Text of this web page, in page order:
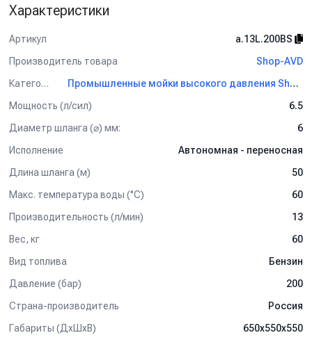
Комплектация:
Стальная рама с ручками для переноски
Двигатель бензиновый
Плунжерный насос высокого давления
Тубус-смеситель для твёрдого смачивателя
Пистолет высокого давления
Характеристики
Артикул
a.13L.200BS
Производитель товара
Shop-AVD
Категория
Промышленные мойки высокого давления Shop-AVD
Мощность (л/сил)
6.5
Диаметр шланга (⌀) мм:
6
Исполнение
Автономная - переносная
Длина шланга (м)
50
Макс. температура воды (°C)
60
Производительность (л/мин)
13
Вес, кг
60
Вид топлива
Бензин
Давление (бар)
200
Страна-производитель
Россия
Габариты (ДхШхВ)
650х550х550